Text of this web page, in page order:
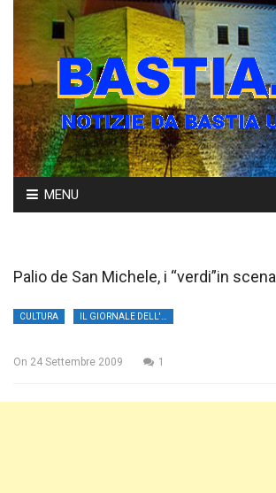
Skip
to
MENU
Palio de San Michele, i “verdi”in scena
CULTURA
On 24 Settembre 2009 1